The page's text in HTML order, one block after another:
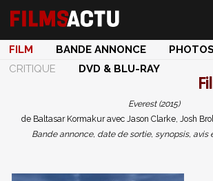
FILM BANDE ANNONCE PHOTOS
CRITIQUE
DVD & BLU-RAY
Everest (2015)
de Baltasar Kormakur avec Jason Clarke, Josh
Bande annonce, date de sortie, synopsis, avis